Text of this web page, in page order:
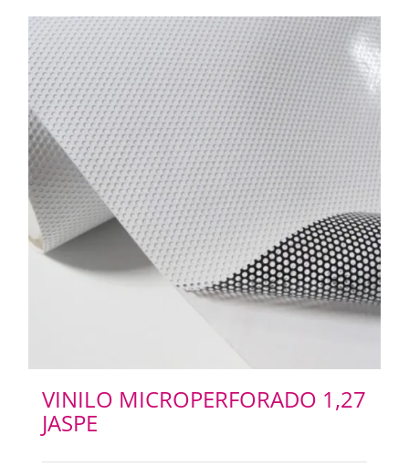
VINILO MICROPERFORADO 1,27
JASPE